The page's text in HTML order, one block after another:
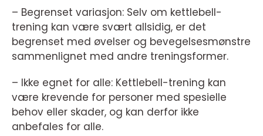
– Begrenset variasjon: Selv om kettlebell-
trening kan være svært allsidig, er det
begrenset med øvelser og bevegelsesmønstre
sammenlignet med andre treningsformer.
– Ikke egnet for alle: Kettlebell-trening kan
være krevende for personer med spesielle
behov eller skader, og kan derfor ikke
anbefales for alle.